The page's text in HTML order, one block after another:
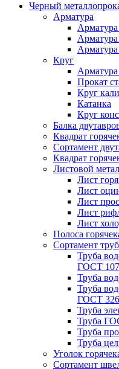
Черный
Арматура
Круг
Прокат
Круг
Катанка
Круг
Балка
Квадрат
Сортамент
Квадрат
Листовой
Лист
Лист
Лист
Лист
Лист
Полоса
Сортамент
Труба
ГОСТ
Труба
Труба
ГОСТ
Труба
Труба
Труба
Труба
Уголок
Сортамент